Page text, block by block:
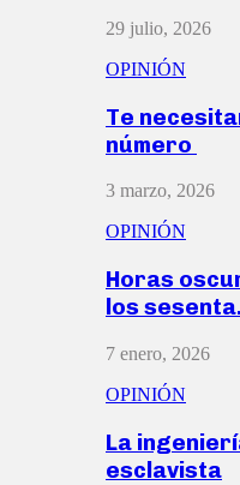
29 julio, 2026
OPINIÓN
Te
número
3 marzo, 2026
OPINIÓN
Horas
los
7 enero, 2026
OPINIÓN
La
esclavista